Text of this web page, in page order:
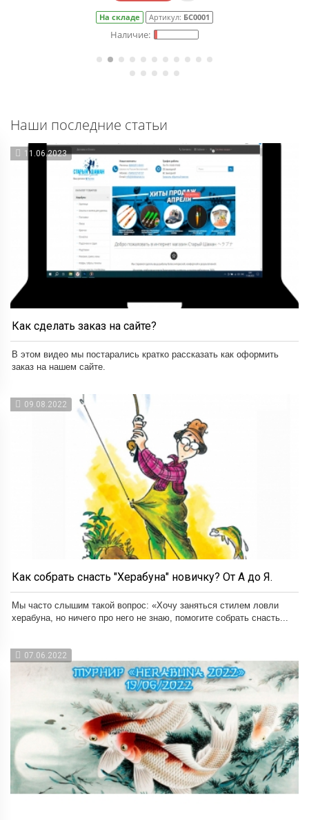
На складе Артикул: БС0001
Наши последние статьи
11.06.2023
Как сделать заказ на сайте?
В этом видео мы постарались кратко рассказать как оформить
заказ на нашем сайте.
09.08.2022
Как собрать снасть "Херабуна" новичку? От А до Я.
Мы часто слышим такой вопрос: «Хочу заняться стилем ловли
херабуна, но ничего про него не знаю, помогите собрать снасть...
07.06.2022